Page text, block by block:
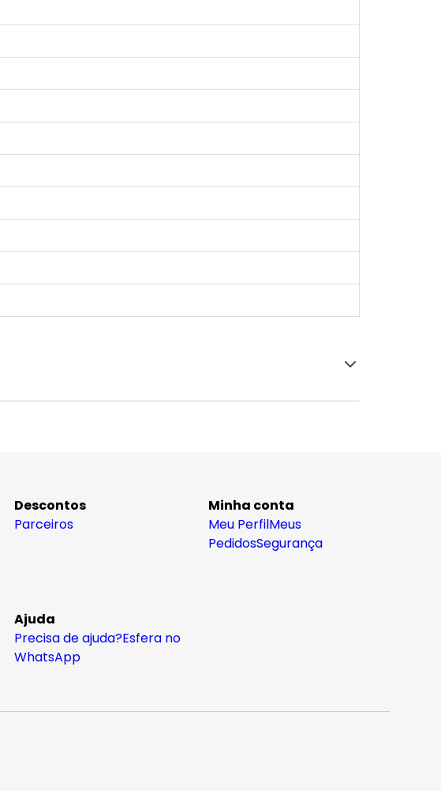
Descontos
Parceiros
Minha conta
Meu PerfilMeus
PedidosSegurança
Ajuda
Precisa de ajuda?Esfera no
WhatsApp